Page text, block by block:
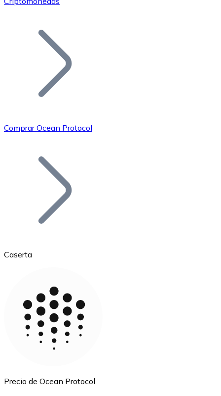
Añade tu proyecto a nuestro ecosistema.
Bitcoin
Ethereum
ETH
Comprar Ocean Protocol
Caserta
Precio de Ocean Protocol